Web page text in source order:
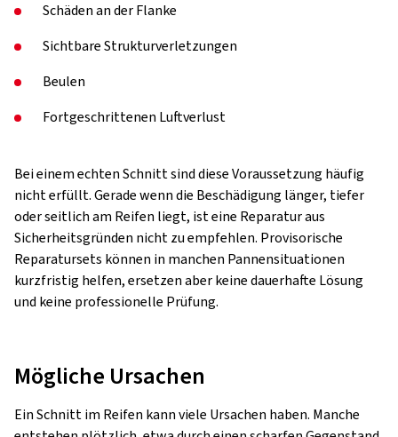
Schäden an der Flanke
Sichtbare Strukturverletzungen
Beulen
Fortgeschrittenen Luftverlust
Bei einem echten Schnitt sind diese Voraussetzung häufig
nicht erfüllt. Gerade wenn die Beschädigung länger, tiefer
oder seitlich am Reifen liegt, ist eine Reparatur aus
Sicherheitsgründen nicht zu empfehlen. Provisorische
Reparatursets können in manchen Pannensituationen
kurzfristig helfen, ersetzen aber keine dauerhafte Lösung
und keine professionelle Prüfung.
Mögliche Ursachen
Ein Schnitt im Reifen kann viele Ursachen haben. Manche